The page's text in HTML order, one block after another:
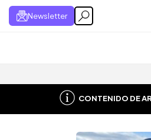
Newsletter
CONTENIDO DE